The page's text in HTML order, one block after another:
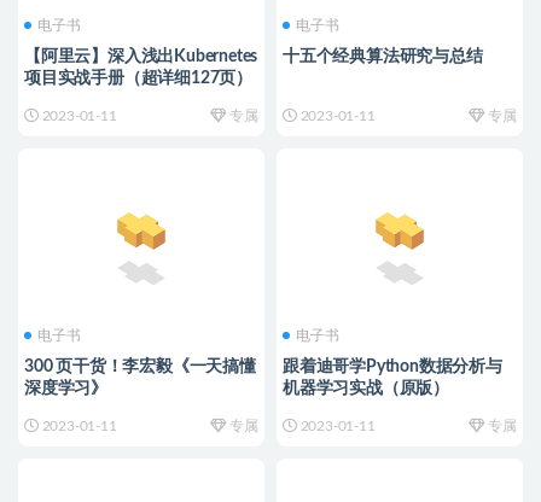
电子书
【阿里云】深入浅出Kubernetes
项目实战手册（超详细127页）
2023-01-11 专属
电子书
十五个经典算法研究与总结
2023-01-11 专属
电子书
300 页干货！李宏毅《一天搞懂
深度学习》
2023-01-11 专属
电子书
跟着迪哥学Python数据分析与
机器学习实战（原版）
2023-01-11 专属